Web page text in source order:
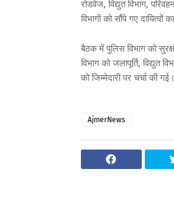
रोडवेज, विद्युत विभाग,
विभागाें को सौंपे गए
बैठक में पुलिस विभाग को
विभाग को जलापूर्ति, विद्युत
को जिम्मेदारी पर चर्चा की
AjmerNews